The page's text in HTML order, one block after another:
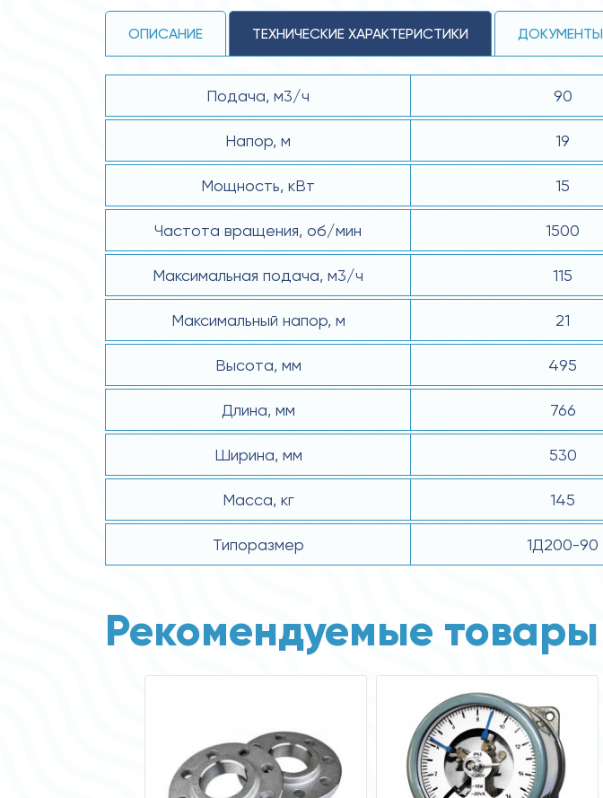
ОПИСАНИЕ ТЕХНИЧЕСКИЕ ХАРАКТЕРИСТИКИ ДОКУМЕНТЫ
Подача, м3/ч 90
Напор, м 19
Мощность, кВт 15
Частота вращения, об/мин 1500
Максимальная подача, м3/ч 115
Максимальный напор, м 21
Высота, мм 495
Длина, мм 766
Ширина, мм 530
Масса, кг 145
Типоразмер 1Д200-90
Рекомендуемые товары